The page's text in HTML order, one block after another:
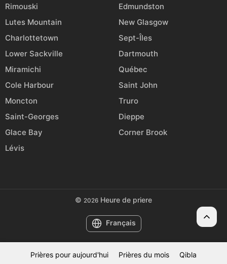
Prières pour aujourd'hui Prières du mois Qibla
Rimouski
Edmundston
Lutes Mountain
New Glasgow
Charlottetown
Sept-Îles
Lower Sackville
Dartmouth
Miramichi
Québec
Cole Harbour
Saint John
Moncton
Truro
Saint-Georges
Dieppe
Glace Bay
Corner Brook
Lévis
© 2026 Heure de priere
Français